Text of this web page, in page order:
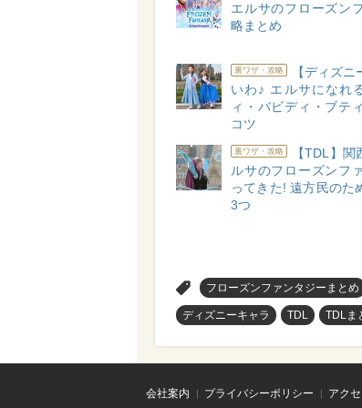
エルサのフローズン
略まとめ
裏ワザ・攻略
【ディズ
いわ♪ エルサになれ
ィ・バビディ・ブテ
コツ
裏ワザ・攻略
【TDL】
ルサのフローズンフ
ってきた! 遠方民のた
3つ
フローズンファンタジーまとめ
ディズニーキャラ TDL TDLま
会社案内 プライバシーポリシー アク